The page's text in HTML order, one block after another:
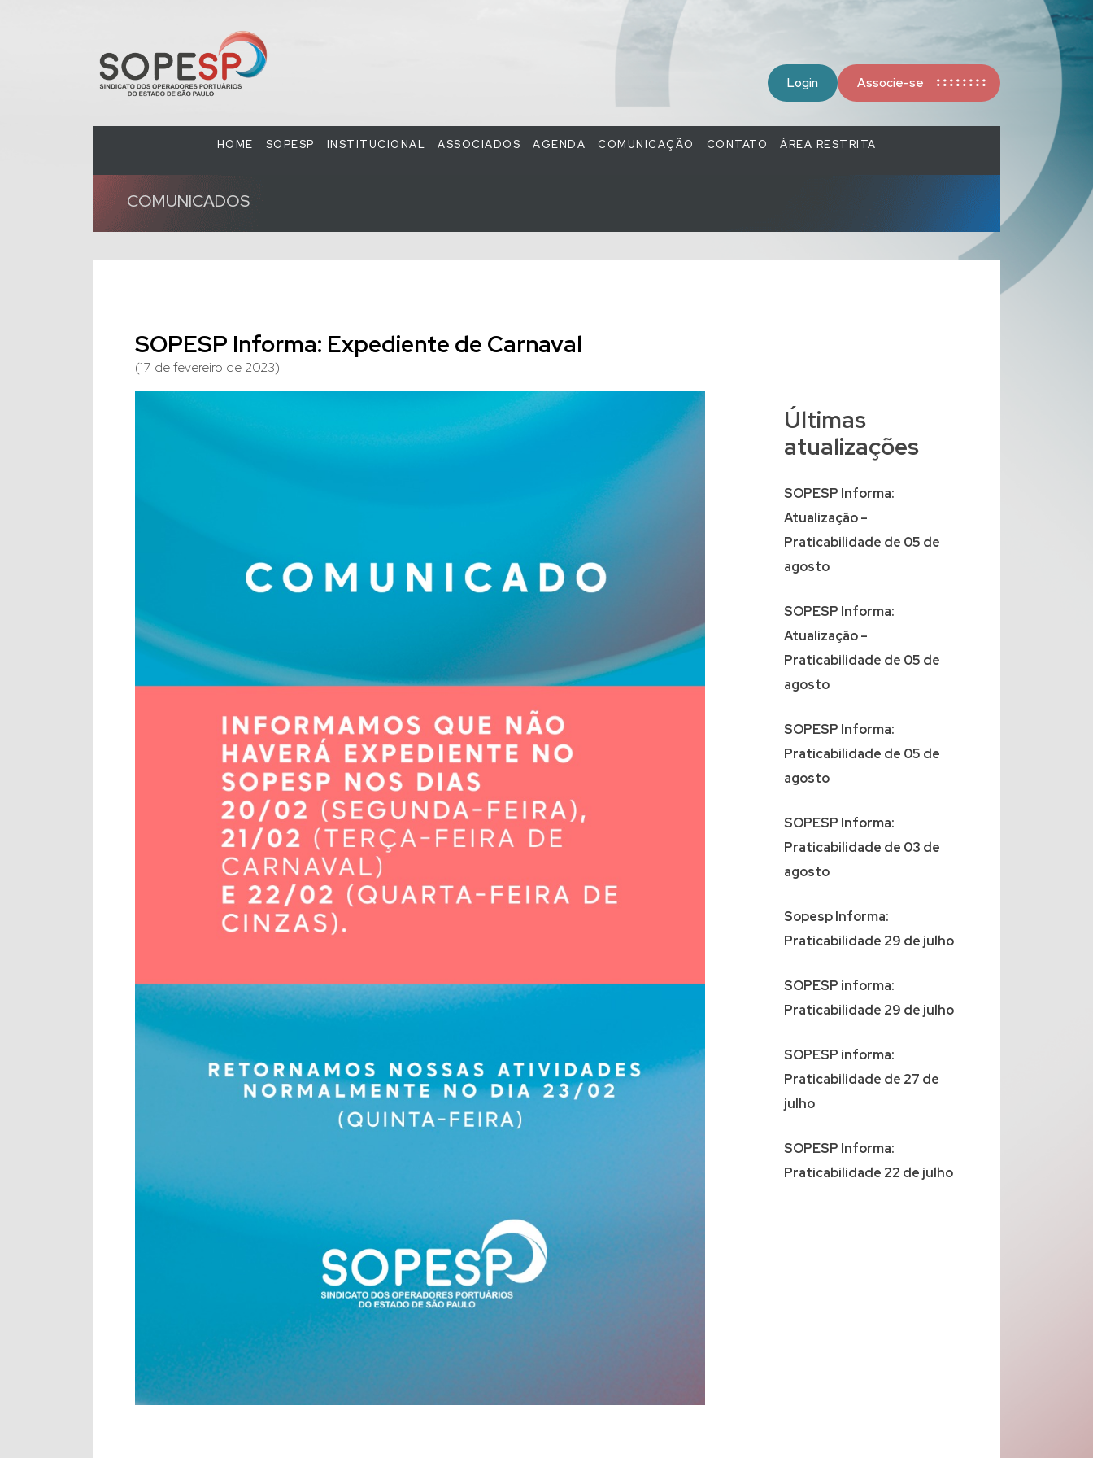
Login Associe-se
HOME SOPESP INSTITUCIONAL ASSOCIADOS AGENDA COMUNICAÇÃO CONTATO ÁREA RESTRITA
COMUNICADOS
SOPESP Informa: Expediente de Carnaval
(17 de fevereiro de 2023)
Últimas
atualizações
SOPESP Informa:
Atualização –
Praticabilidade de 05 de
agosto
SOPESP Informa:
Atualização –
Praticabilidade de 05 de
agosto
SOPESP Informa:
Praticabilidade de 05 de
agosto
SOPESP Informa:
Praticabilidade de 03 de
agosto
Sopesp Informa:
Praticabilidade 29 de julho
SOPESP informa:
Praticabilidade 29 de julho
SOPESP informa:
Praticabilidade de 27 de
julho
SOPESP Informa:
Praticabilidade 22 de julho